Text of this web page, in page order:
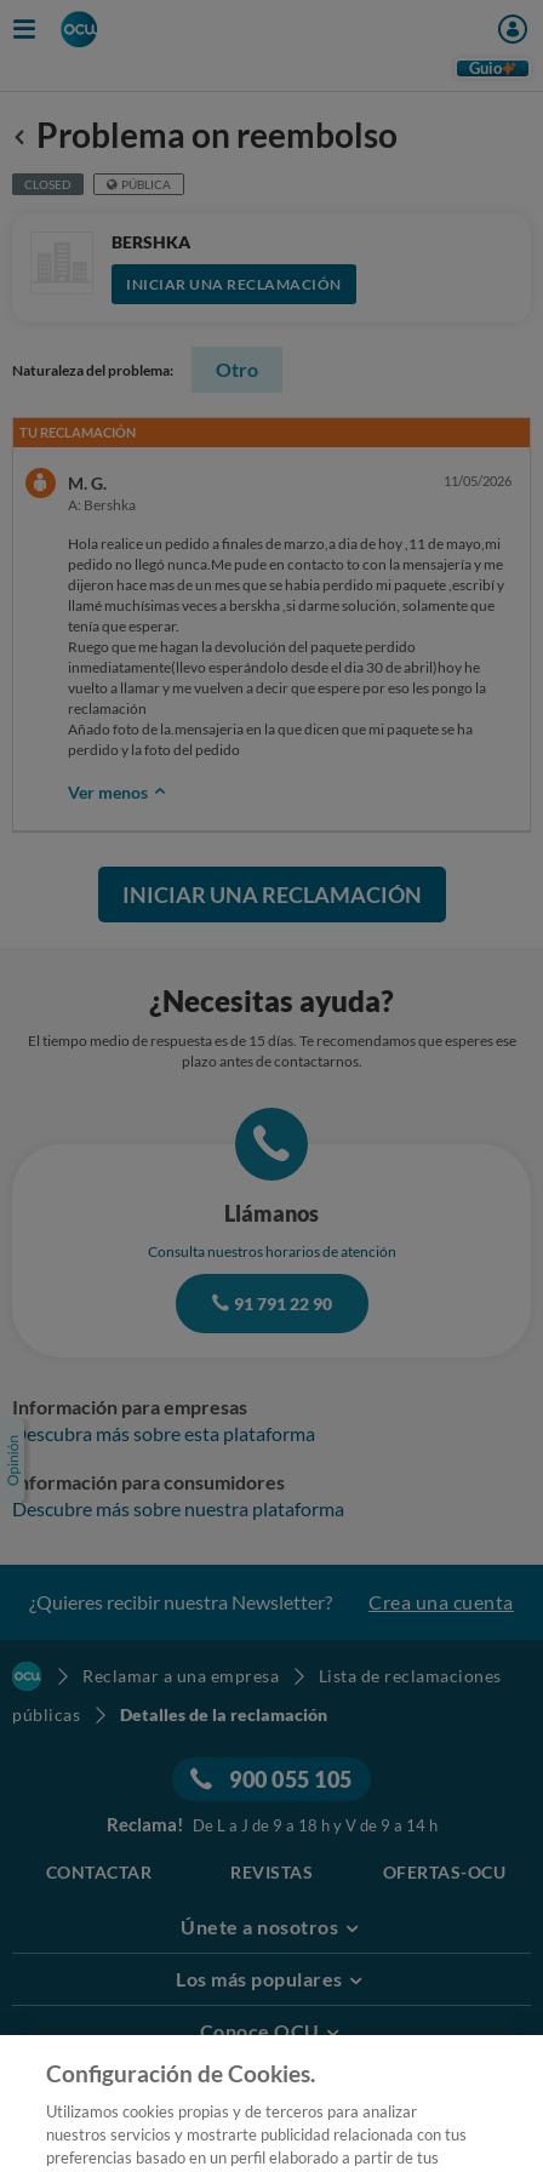
Guio
Anterior
Problema on reembolso
CLOSED PÚBLICA
BERSHKA
INICIAR UNA RECLAMACIÓN
Naturaleza del problema: Otro
TU RECLAMACIÓN
M. G.
A: Bershka
11/05/2026
Hola realice un pedido a finales de marzo,a dia de hoy ,11 de mayo,mi
pedido no llegó nunca.Me pude en contacto to con la mensajería y me
dijeron hace mas de un mes que se habia perdido mi paquete ,escribí y
llamé muchísimas veces a berskha ,si darme solución, solamente que
tenía que esperar.
Ruego que me hagan la devolución del paquete perdido
inmediatamente(llevo esperándolo desde el dia 30 de abril)hoy he
vuelto a llamar y me vuelven a decir que espere por eso les pongo la
reclamación
Añado foto de la.mensajeria en la que dicen que mi paquete se ha
perdido y la foto del pedido
Ver menos
INICIAR UNA RECLAMACIÓN
¿Necesitas ayuda?
El tiempo medio de respuesta es de 15 días. Te recomendamos que esperes ese
plazo antes de contactarnos.
Llámanos
Consulta nuestros horarios de atención
91 791 22 90
Información para empresas
Descubra más sobre esta plataforma
Información para consumidores
Descubre más sobre nuestra plataforma
¿Quieres recibir nuestra Newsletter? Crea una cuenta
Reclamar a una empresa
Lista de reclamaciones
públicas
Detalles de la reclamación
900 055 105
Reclama! De L a J de 9 a 18 h y V de 9 a 14 h
CONTACTAR REVISTAS OFERTAS-OCU
Únete a nosotros
Los más populares
Conoce OCU
Más Información
© 2026 OCU
Condiciones generales de contratación de OCU
Configuración de Cookies.
Utilizamos cookies propias y de terceros para analizar
nuestros servicios y mostrarte publicidad relacionada con tus
preferencias basado en un perfil elaborado a partir de tus